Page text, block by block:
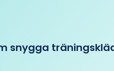
snygga